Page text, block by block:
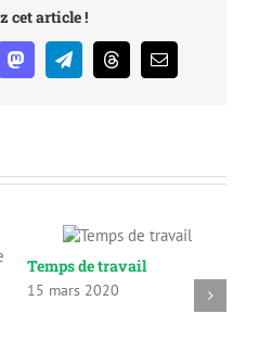
cet article !
MastodonTelegramThreadsEmail
Rémunération : à récupérer,